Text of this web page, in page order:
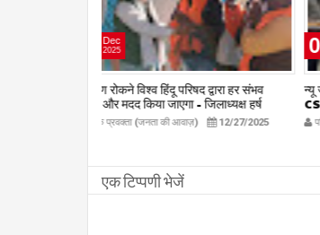
01 Jan
2026
न्यू जोन इंडिया प्राइवेट लिमिटेड (टोरेंट पावर) की
CSR पहल रक्सा–कोलमी क्षेत्र में चलित अस्पताल
एम्बुलेंस सेवा का शुभारंभ
publicpravakta.com
पब्लिक प्रवक्ता (जनता की आवाज़) 1/1/2026
एक टिप्पणी भेजें